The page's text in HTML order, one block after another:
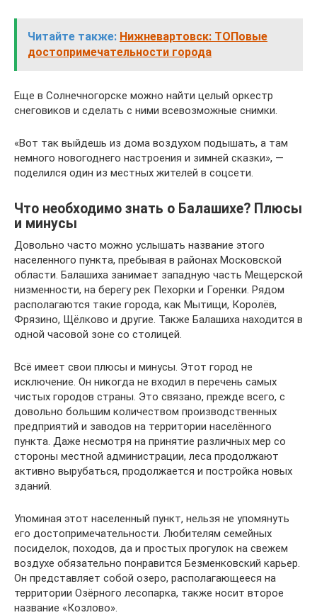
Читайте также: Нижневартовск: ТОПовые
достопримечательности города
Еще в Солнечногорске можно найти целый оркестр
снеговиков и сделать с ними всевозможные снимки.
«Вот так выйдешь из дома воздухом подышать, а там
немного новогоднего настроения и зимней сказки», —
поделился один из местных жителей в соцсети.
Что необходимо знать о Балашихе? Плюсы
и минусы
Довольно часто можно услышать название этого
населенного пункта, пребывая в районах Московской
области. Балашиха занимает западную часть Мещерской
низменности, на берегу рек Пехорки и Горенки. Рядом
располагаются такие города, как Мытищи, Королёв,
Фрязино, Щёлково и другие. Также Балашиха находится в
одной часовой зоне со столицей.
Всё имеет свои плюсы и минусы. Этот город не
исключение. Он никогда не входил в перечень самых
чистых городов страны. Это связано, прежде всего, с
довольно большим количеством производственных
предприятий и заводов на территории населённого
пункта. Даже несмотря на принятие различных мер со
стороны местной администрации, леса продолжают
активно вырубаться, продолжается и постройка новых
зданий.
Упоминая этот населенный пункт, нельзя не упомянуть
его достопримечательности. Любителям семейных
посиделок, походов, да и простых прогулок на свежем
воздухе обязательно понравится Безменковский карьер.
Он представляет собой озеро, располагающееся на
территории Озёрного лесопарка, также носит второе
название «Козлово».